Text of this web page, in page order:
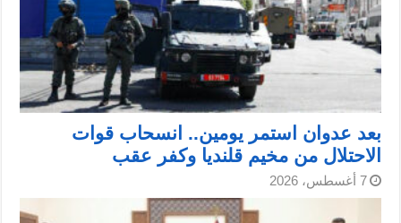
بعد عدوان استمر يومين.. انسحاب قوات
الاحتلال من مخيم قلنديا وكفر عقب
7 أغسطس، 2026